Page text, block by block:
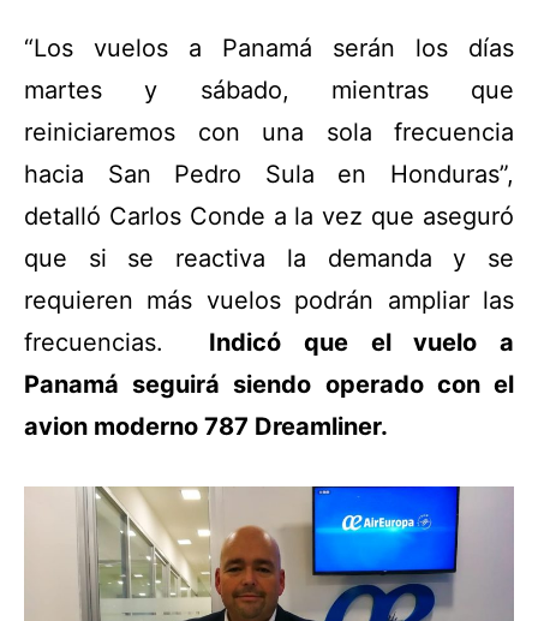
“Los vuelos a Panamá serán los días
martes y sábado, mientras que
reiniciaremos con una sola frecuencia
hacia San Pedro Sula en Honduras”,
detalló Carlos Conde a la vez que aseguró
que si se reactiva la demanda y se
requieren más vuelos podrán ampliar las
frecuencias.
Indicó que el vuelo a
Panamá seguirá siendo operado con el
avion moderno 787 Dreamliner.